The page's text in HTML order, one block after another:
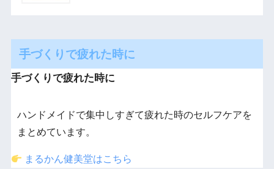
手づくりで疲れた時に
手づくりで疲れた時に
ハンドメイドで集中しすぎて疲れた時のセルフケアを
まとめています。
まるかん健美堂はこちら